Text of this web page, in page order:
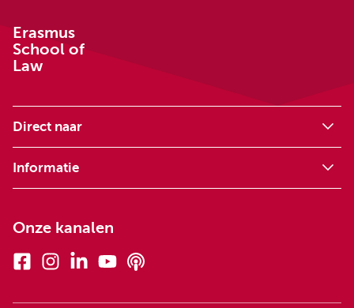
Erasmus
School of
Law
Direct naar
Informatie
Onze kanalen
FacebookInstagramLinkedinYoutube